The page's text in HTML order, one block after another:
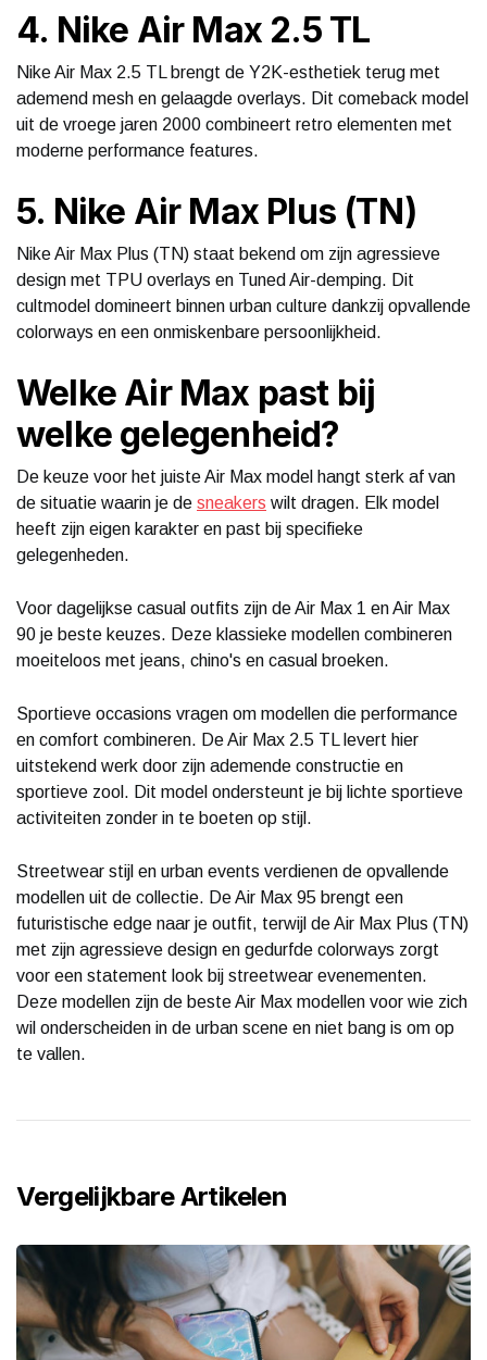
4. Nike Air Max 2.5 TL
Nike Air Max 2.5 TL brengt de Y2K-esthetiek terug met
ademend mesh en gelaagde overlays. Dit comeback model
uit de vroege jaren 2000 combineert retro elementen met
moderne performance features.
5. Nike Air Max Plus (TN)
Nike Air Max Plus (TN) staat bekend om zijn agressieve
design met TPU overlays en Tuned Air-demping. Dit
cultmodel domineert binnen urban culture dankzij opvallende
colorways en een onmiskenbare persoonlijkheid.
Welke Air Max past bij
welke gelegenheid?
De keuze voor het juiste Air Max model hangt sterk af van
de situatie waarin je de sneakers wilt dragen. Elk model
heeft zijn eigen karakter en past bij specifieke
gelegenheden.
Voor dagelijkse casual outfits zijn de Air Max 1 en Air Max
90 je beste keuzes. Deze klassieke modellen combineren
moeiteloos met jeans, chino's en casual broeken.
Sportieve occasions vragen om modellen die performance
en comfort combineren. De Air Max 2.5 TL levert hier
uitstekend werk door zijn ademende constructie en
sportieve zool. Dit model ondersteunt je bij lichte sportieve
activiteiten zonder in te boeten op stijl.
Streetwear stijl en urban events verdienen de opvallende
modellen uit de collectie. De Air Max 95 brengt een
futuristische edge naar je outfit, terwijl de Air Max Plus (TN)
met zijn agressieve design en gedurfde colorways zorgt
voor een statement look bij streetwear evenementen.
Deze modellen zijn de beste Air Max modellen voor wie zich
wil onderscheiden in de urban scene en niet bang is om op
te vallen.
Vergelijkbare Artikelen